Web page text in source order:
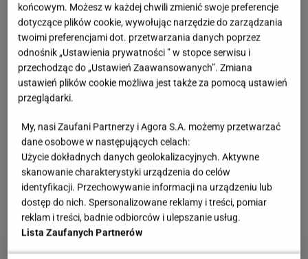
21,9%" - cytuje słowa Joanny Górskiej z TVN
Afterparty.pl.
Konrad i jego mama, Beata, Pawełek i jego mama
Danuta, Patryk i mama Ewa oraz Artur i Marzena - ta
ósemka odważyła się wziąć udział w programie, za
który na pewno dostanie im się od opinii publicznej.
Mamy denerwują się, że ich pociechy mogą zostać
źle ocenione i skrytykowane. My jednak nie
martwimy się o chłopaków, mają grubą skórę i
zdrowe podejście do "hejtu".
końcowym. Możesz w każdej chwili zmienić swoje preferencje
dotyczące plików cookie, wywołując narzędzie do zarządzania
twoimi preferencjami dot. przetwarzania danych poprzez
odnośnik „Ustawienia prywatności ” w stopce serwisu i
przechodząc do „Ustawień Zaawansowanych”. Zmiana
ustawień plików cookie możliwa jest także za pomocą ustawień
przeglądarki.
My, nasi Zaufani Partnerzy i Agora S.A. możemy przetwarzać
dane osobowe w następujących celach:
Użycie dokładnych danych geolokalizacyjnych. Aktywne
skanowanie charakterystyki urządzenia do celów
identyfikacji. Przechowywanie informacji na urządzeniu lub
dostęp do nich. Spersonalizowane reklamy i treści, pomiar
reklam i treści, badnie odbiorców i ulepszanie usług.
Lista Zaufanych Partnerów